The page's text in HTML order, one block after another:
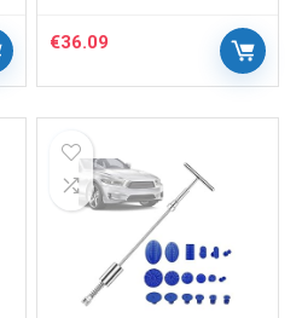
€36.09